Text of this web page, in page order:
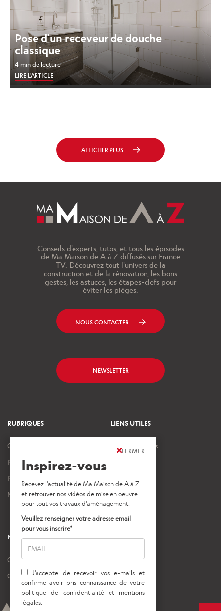
FERMER
Inspirez-vous
Pose d'un receveur de douche
classique
4 min de lecture
LIRE L'ARTICLE
AFFICHER PLUS
Conseils d'experts, tutos, et tous les épisodes
de Ma Maison de A à Z diffusés sur France
TV. Découvrez tout l'univers de la
construction et de la rénovation, les bons
gestes, les astuces, les étapes-clefs pour
éviter les pièges.
NOUS CONTACTER
NEWSLETTER
RUBRIQUES
Ouvrages et travaux
Projets intérieurs
Projets extérieurs
Nos vidéos
LIENS UTILES
Mentions légales
NOS AUTRES SITES
Gedimat
Gedibois